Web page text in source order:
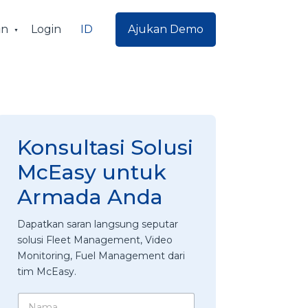
Login ID Ajukan Demo
Konsultasi Solusi
McEasy untuk
Armada Anda
Dapatkan saran langsung seputar
solusi Fleet Management, Video
Monitoring, Fuel Management dari
tim McEasy.
N